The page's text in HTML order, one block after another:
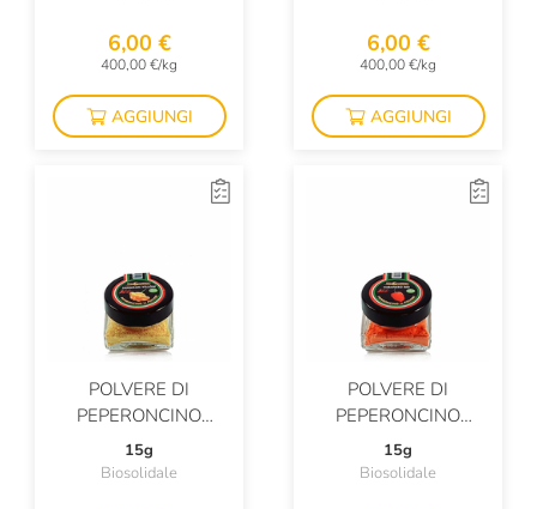
6,00 €
400,00 €/kg
AGGIUNGI
6,00 €
400,00 €/kg
AGGIUNGI
POLVERE DI
PEPERONCINO
JAMAICAN YELLOW
BIO
15g
Biosolidale
POLVERE DI
PEPERONCINO
HABANERO RED BIO
15g
Biosolidale